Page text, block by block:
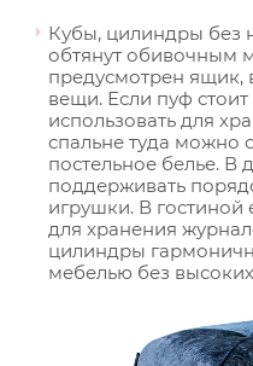
Кубы, цилиндры без
обтянут обивочным
предусмотрен ящик,
вещи. Если пуф
использовать для
спальне туда можно
постельное белье. В
поддерживать
игрушки. В гостиной
для хранения
цилиндры
мебелью без